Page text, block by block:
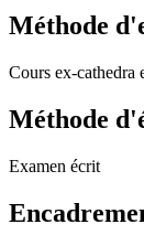
Méthode
Cours ex-cathedra
Méthode
Examen écrit